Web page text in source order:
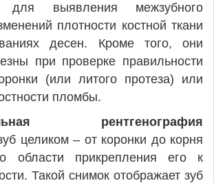
для выявления межзубного
плотности костной ткани
десен. Кроме того, они
при проверке правильности
(или литого протеза) или
пломбы.
рентгенография
целиком – от коронки до корня
области прикрепления его к
Такой снимок отображает зуб